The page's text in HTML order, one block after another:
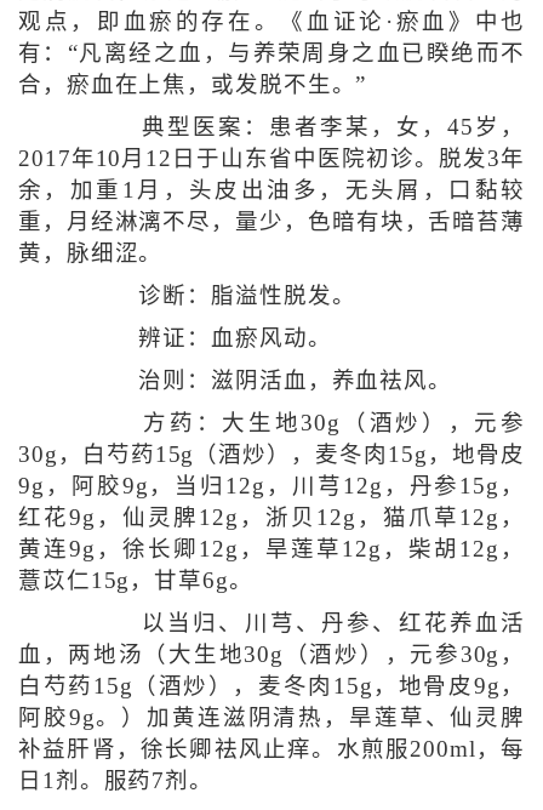
观点，即血瘀的存在。《血证论·瘀血》中也
有：“凡离经之血，与养荣周身之血已睽绝而不
合，瘀血在上焦，或发脱不生。”
典型医案：患者李某，女，45岁，
2017年10月12日于山东省中医院初诊。脱发3年
余，加重1月，头皮出油多，无头屑，口黏较
重，月经淋漓不尽，量少，色暗有块，舌暗苔薄
黄，脉细涩。
诊断：脂溢性脱发。
辨证：血瘀风动。
治则：滋阴活血，养血祛风。
方药：大生地30g（酒炒），元参
30g，白芍药15g（酒炒），麦冬肉15g，地骨皮
9g，阿胶9g，当归12g，川芎12g，丹参15g，
红花9g，仙灵脾12g，浙贝12g，猫爪草12g，
黄连9g，徐长卿12g，旱莲草12g，柴胡12g，
薏苡仁15g，甘草6g。
以当归、川芎、丹参、红花养血活
血，两地汤（大生地30g（酒炒），元参30g，
白芍药15g（酒炒），麦冬肉15g，地骨皮9g，
阿胶9g。）加黄连滋阴清热，旱莲草、仙灵脾
补益肝肾，徐长卿祛风止痒。水煎服200ml，每
日1剂。服药7剂。